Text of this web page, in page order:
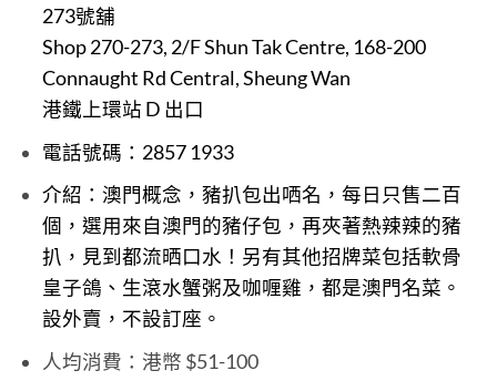
273號舖
Shop 270-273, 2/F Shun Tak Centre, 168-200
Connaught Rd Central, Sheung Wan
港鐵上環站 D 出口
電話號碼： 2857 1933
介紹： 澳門概念，豬扒包出哂名，每日只售二百
個，選用來自澳門的豬仔包，再夾著熱辣辣的豬
扒，見到都流晒口水！另有其他招牌菜包括軟骨
皇子鴿、生滾水蟹粥及咖喱雞，都是澳門名菜。
設外賣，不設訂座。
人均消費：港幣 $51-100